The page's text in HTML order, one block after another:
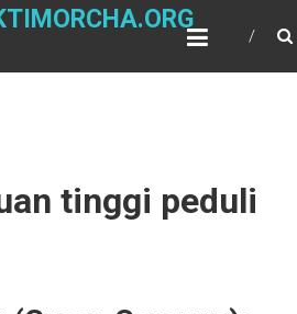
tinggi peduli